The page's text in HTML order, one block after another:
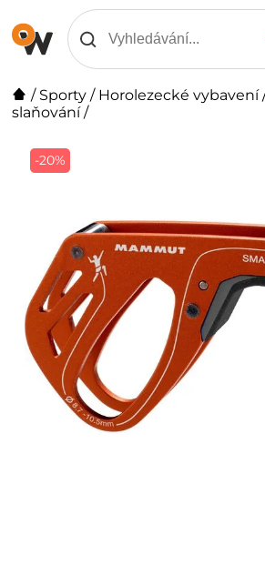
/ Sporty / Horolezecké vybavení
slaňování/
-20%